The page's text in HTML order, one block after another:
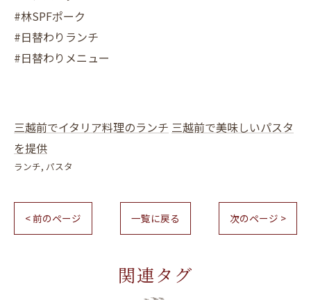
#林SPFポーク
#日替わりランチ
#日替わりメニュー
三越前でイタリア料理のランチ 三越前で美味しいパスタ
を提供
ランチ パスタ
< 前のページ 一覧に戻る 次のページ >
関連タグ